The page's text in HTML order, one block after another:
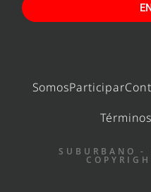
SomosParticipar
Términos
SUBURBANO -